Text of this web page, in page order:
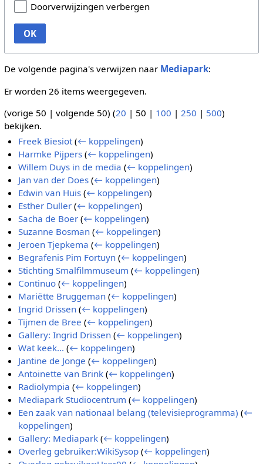
Doorverwijzingen verbergen
OK
De volgende pagina's verwijzen naar Mediapark:
Er worden 26 items weergegeven.
(vorige 50 | volgende 50) (20 | 50 | 100 | 250 | 500)
bekijken.
Freek Biesiot (← koppelingen)
Harmke Pijpers (← koppelingen)
Willem Duys in de media (← koppelingen)
Jan van der Does (← koppelingen)
Edwin van Huis (← koppelingen)
Esther Duller (← koppelingen)
Sacha de Boer (← koppelingen)
Suzanne Bosman (← koppelingen)
Jeroen Tjepkema (← koppelingen)
Begrafenis Pim Fortuyn (← koppelingen)
Stichting Smalfilmmuseum (← koppelingen)
Continuo (← koppelingen)
Mariëtte Bruggeman (← koppelingen)
Ingrid Drissen (← koppelingen)
Tijmen de Bree (← koppelingen)
Gallery: Ingrid Drissen (← koppelingen)
Wat keek... (← koppelingen)
Jantine de Jonge (← koppelingen)
Antoinette van Brink (← koppelingen)
Radiolympia (← koppelingen)
Mediapark Studiocentrum (← koppelingen)
Een zaak van nationaal belang (televisieprogramma) (←
koppelingen)
Gallery: Mediapark (← koppelingen)
Overleg gebruiker:WikiSysop (← koppelingen)